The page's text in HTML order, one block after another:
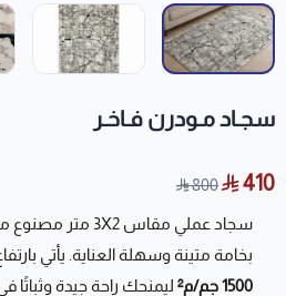
سجـاد مـودرن فـاخـر
410
800
سجاد عملي مقاس 3X2 متر مصنوع من
بخامة متينة وسهلة العناية. يأتي
1500 جم/م²
ليمنحك راحة جيدة وثباتًا